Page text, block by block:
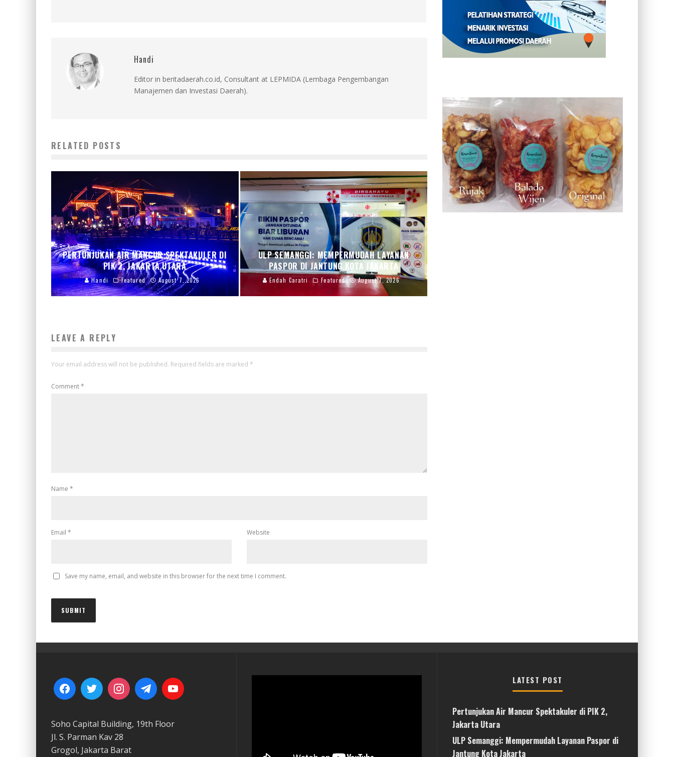
Handi
Editor in beritadaerah.co.id, Consultant at LEPMIDA (Lembaga Pengembangan
Manajemen dan Investasi Daerah).
RELATED POSTS
PERTUNJUKAN AIR MANCUR SPEKTAKULER DI
PIK 2, JAKARTA UTARA
Handi Featured August 7, 2026
ULP SEMANGGI: MEMPERMUDAH LAYANAN
PASPOR DI JANTUNG KOTA JAKARTA
Endah Caratri Featured August 7, 2026
LEAVE A REPLY
Your email address will not be published. Required fields are marked *
Comment*
Name *
Email * Website
Save my name, email, and website in this browser for the next time I comment.
Soho Capital Building, 19th Floor
Jl. S. Parman Kav 28
Grogol, Jakarta Barat
LATEST POST
Pertunjukan Air Mancur Spektakuler di PIK 2,
Jakarta Utara
ULP Semanggi: Mempermudah Layanan Paspor di
Jantung Kota Jakarta